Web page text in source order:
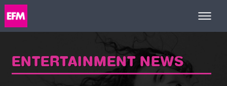
ENTERTAINMENT NEWS